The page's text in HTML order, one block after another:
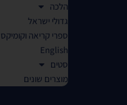
הלכה
גדולי ישראל
ספרי קריאה וקומיקס
English
סטים
מוצרים שונים